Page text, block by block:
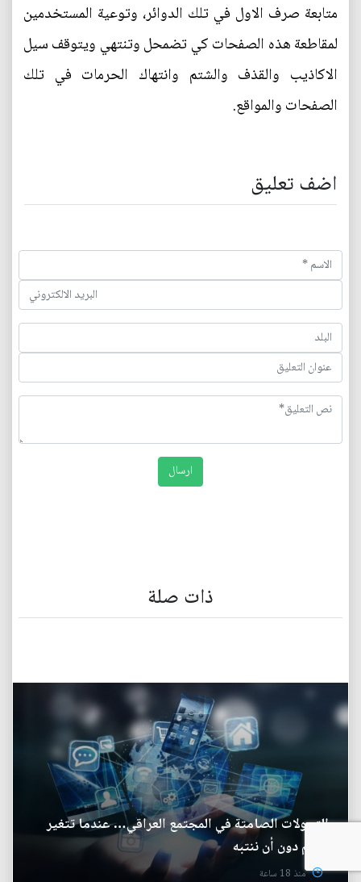
متابعة صرف الاول في تلك الدوائر، وتوعية المستخدمين
لمقاطعة هذه الصفحات كي تضمحل وتنتهي ويتوقف سيل
الاكاذيب والقذف والشتم وانتهاك الحرمات في تلك
الصفحات والمواقع.
اضف تعليق
ذات صلة
التحولات الصامتة في المجتمع العراقي… عندما تتغير
القيم دون أن ننتبه
منذ 18 ساعة